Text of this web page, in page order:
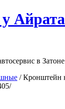
в Затоне
/ Кронштейн